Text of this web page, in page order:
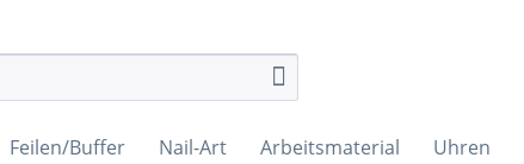
Feilen/Buffer Nail-Art Arbeitsmaterial Uhren